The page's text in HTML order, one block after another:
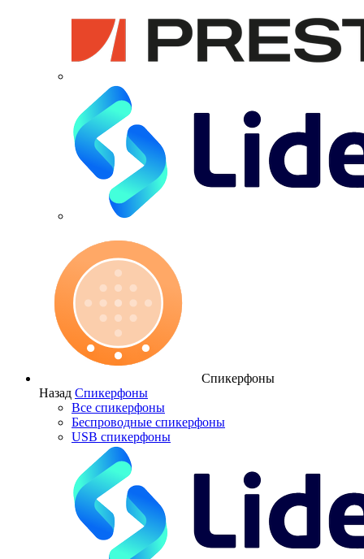
Спикерфоны
Назад Спикерфоны
Все спикерфоны
Беспроводные спикерфоны
USB спикерфоны